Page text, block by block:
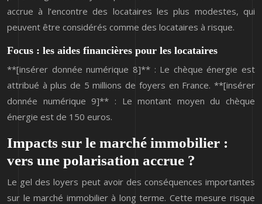
accrue à l’encontre des locataires les plus modestes, qui
peuvent être considérés comme des locataires à risque.
Focus : les aides financières pour les locataires
**[insérer donnée numérique 8]** : Le chèque énergie est
attribué à plus de 5 millions de foyers en France. **[insérer
donnée numérique 9]** : Le montant moyen du chèque
énergie est de 150 euros.
Impacts sur le marché immobilier :
vers une polarisation accrue ?
Le gel des loyers peut avoir des conséquences importantes
sur le marché immobilier à long terme. Cette mesure risque